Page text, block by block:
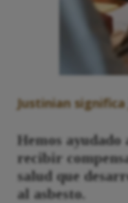
Justinian significa
Hemos ayudado
recibir
salud que
al asbesto.